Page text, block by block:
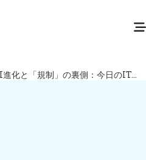
化と「規制」の裏側：今日のIT...